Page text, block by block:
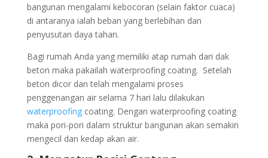
bangunan mengalami kebocoran (selain faktor cuaca)
di antaranya ialah beban yang berlebihan dan
penyusutan daya tahan.
Bagi rumah Anda yang memiliki atap rumah dari dak
beton maka pakailah waterproofing coating. Setelah
beton dicor dan telah mengalami proses
penggenangan air selama 7 hari lalu dilakukan
waterproofingcoating. Dengan waterproofing coating
maka pori-pori dalam struktur bangunan akan semakin
mengecil dan kedap akan air.